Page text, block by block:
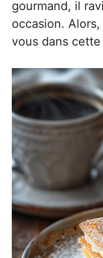
gourmand, il
occasion.
vous dans